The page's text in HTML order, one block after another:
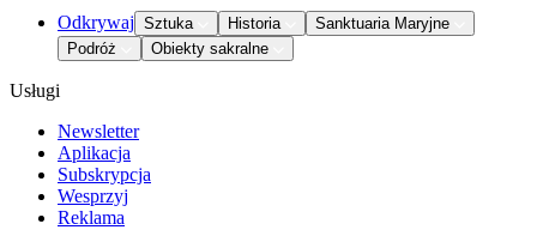
Odkrywaj Sztuka Historia
Sanktuaria Maryjne
Podróż
Obiekty sakralne
Usługi
Newsletter
Aplikacja
Subskrypcja
Wesprzyj
Reklama